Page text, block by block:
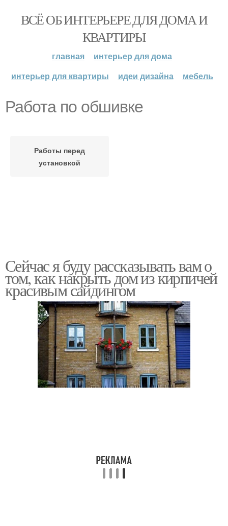
ВСЁ ОБ ИНТЕРЬЕРЕ ДЛЯ ДОМА И
КВАРТИРЫ
главная
интерьер для дома
интерьер для квартиры
идеи дизайна мебель
Работа по обшивке
Работы перед
установкой
Сейчас я буду рассказывать вам о
том, как накрыть дом из кирпичей
красивым сайдингом